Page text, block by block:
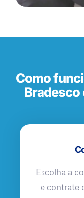
Como
Bradesco
Escolha a
e contrate